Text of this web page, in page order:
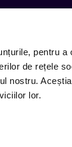
pentru
de rețele
nostru.
lor.